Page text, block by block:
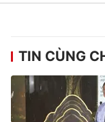
TIN CÙNG